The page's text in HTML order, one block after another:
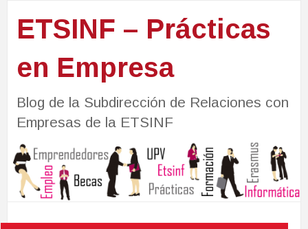
ETSINF – Prácticas
en Empresa
Blog de la Subdirección de Relaciones con
Empresas de la ETSINF